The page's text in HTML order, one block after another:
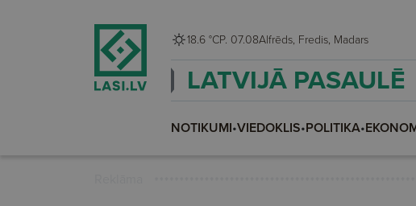
18.6 °CP. 07.08 Alfrēds, Fredis, Madars
LATVIJĀ PASAULĒ
NOTIKUMI•VIEDOKLIS•POLITIKA•